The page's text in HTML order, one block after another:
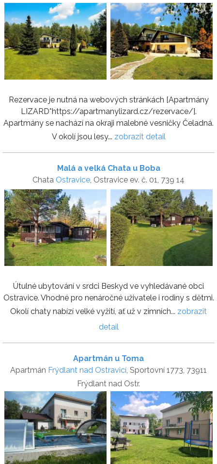
Rezervace je nutná na webových stránkách [Apartmány
LIZARD*https://apartmanylizard.cz/rezervace/].
Apartmány se nachází na okraji malebné vesničky Čeladná.
V okolí jsou lesy... zobrazit detail
Malá a velká Chata u Boba
Chata Ostravice, Ostravice ev. č. 01, 739 14
Útulné ubytování v srdci Beskyd ve vyhledávané obci
Ostravice. Vhodné pro nenáročné uživatele i rodiny s dětmi.
Okolí chaty nabízí velké vyžití, ať už v zimních... zobrazit
detail
Apartmán u Toma
Apartmán Frýdlant nad Ostravicí, Sportovní 1773, 73911
Frýdlant nad Ostr.